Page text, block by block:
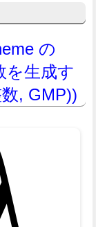
の
を生成す
, GMP))